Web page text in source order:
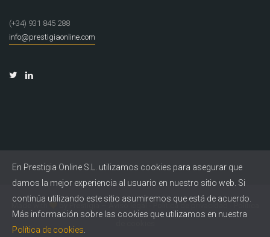
(+34) 931 845 288
info@prestigiaonline.com
Política de privacidad
En Prestigia Online S.L. utilizamos cookies para asegurar que
damos la mejor experiencia al usuario en nuestro sitio web. Si
continúa utilizando este sitio asumiremos que está de acuerdo.
Más información sobre las cookies que utilizamos en nuestra
Política de cookies